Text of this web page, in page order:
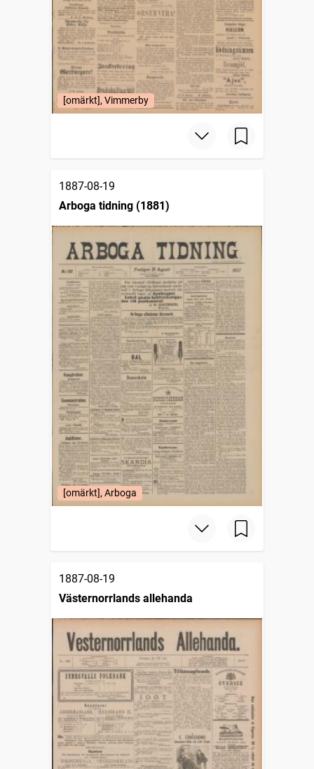
[omärkt], Vimmerby
1887-08-19
Arboga tidning (1881)
[omärkt], Arboga
1887-08-19
Västernorrlands allehanda